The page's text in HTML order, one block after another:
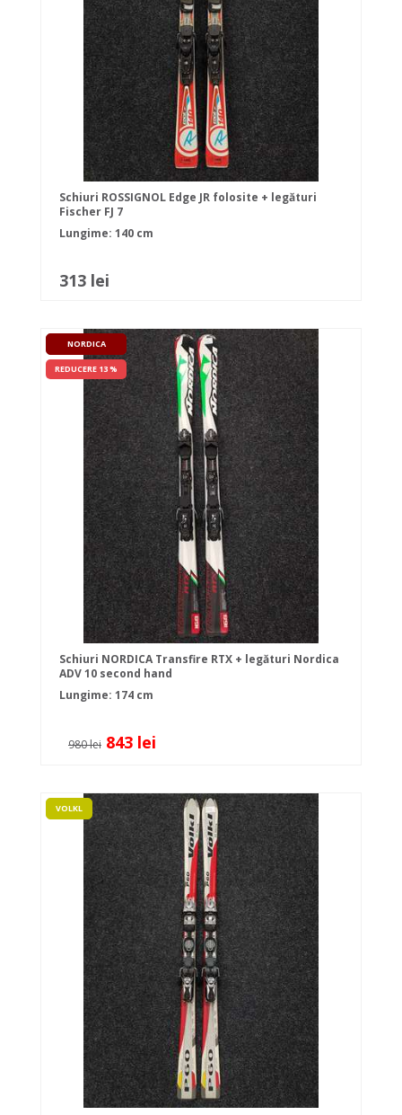
Schiuri ROSSIGNOL Edge JR folosite + legături
Fischer FJ 7
Lungime: 140 cm
313 lei
NORDICA
REDUCERE 13 %
Schiuri NORDICA Transfire RTX + legături Nordica
ADV 10 second hand
Lungime: 174 cm
980 lei 843 lei
VOLKL